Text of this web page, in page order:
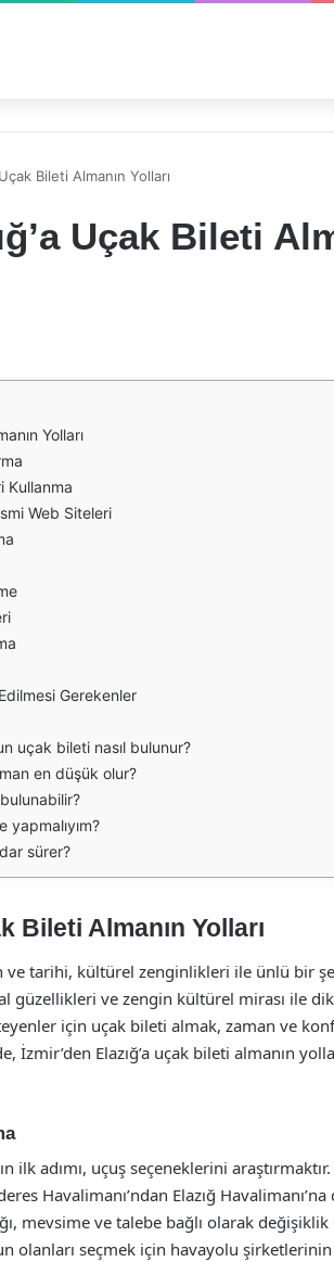
Bileti Almanın Yolları
Uçak Bileti
Yolları
Kullanma
Web Siteleri
Gerekenler
uçak bileti nasıl bulunur?
en düşük olur?
sürer?
Bileti Almanın Yolları
ve tarihi, kültürel zenginlikleri ile ünlü bir
güzellikleri ve zengin kültürel mirası ile
için uçak bileti almak, zaman ve
İzmir’den Elazığ’a uçak bileti almanın
ilk adımı, uçuş seçeneklerini
Havalimanı’ndan Elazığ
mevsime ve talebe bağlı olarak
olanları seçmek için havayolu